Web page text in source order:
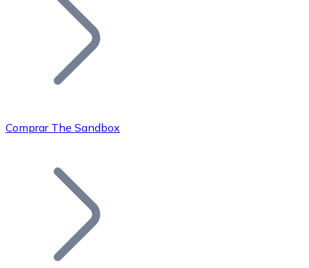
Bitcoin
Comprar The Sandbox